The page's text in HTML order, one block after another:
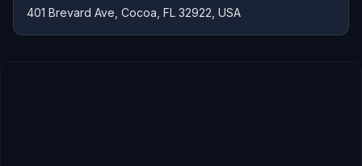
401 Brevard Ave, Cocoa, FL 32922, USA